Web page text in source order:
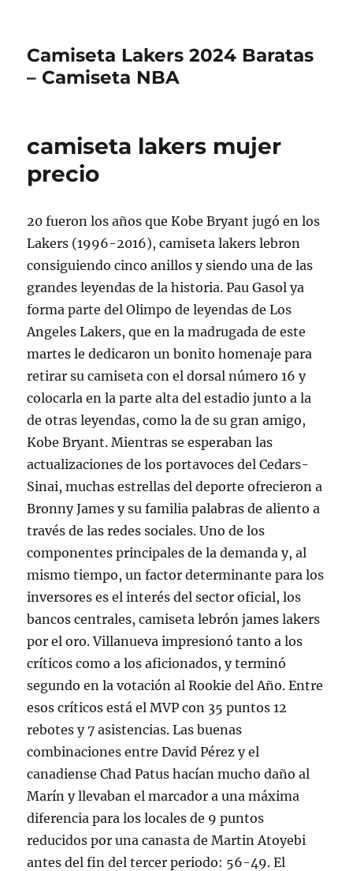
Camiseta Lakers 2024 Baratas
– Camiseta NBA
camiseta lakers mujer
precio
20 fueron los años que Kobe Bryant jugó en los
Lakers (1996-2016), camiseta lakers lebron
consiguiendo cinco anillos y siendo una de las
grandes leyendas de la historia. Pau Gasol ya
forma parte del Olimpo de leyendas de Los
Angeles Lakers, que en la madrugada de este
martes le dedicaron un bonito homenaje para
retirar su camiseta con el dorsal número 16 y
colocarla en la parte alta del estadio junto a la
de otras leyendas, como la de su gran amigo,
Kobe Bryant. Mientras se esperaban las
actualizaciones de los portavoces del Cedars-
Sinai, muchas estrellas del deporte ofrecieron a
Bronny James y su familia palabras de aliento a
través de las redes sociales. Uno de los
componentes principales de la demanda y, al
mismo tiempo, un factor determinante para los
inversores es el interés del sector oficial, los
bancos centrales, camiseta lebrón james lakers
por el oro. Villanueva impresionó tanto a los
críticos como a los aficionados, y terminó
segundo en la votación al Rookie del Año. Entre
esos críticos está el MVP con 35 puntos 12
rebotes y 7 asistencias. Las buenas
combinaciones entre David Pérez y el
canadiense Chad Patus hacían mucho daño al
Marín y llevaban el marcador a una máxima
diferencia para los locales de 9 puntos
reducidos por una canasta de Martin Atoyebi
antes del fin del tercer periodo: 56-49. El